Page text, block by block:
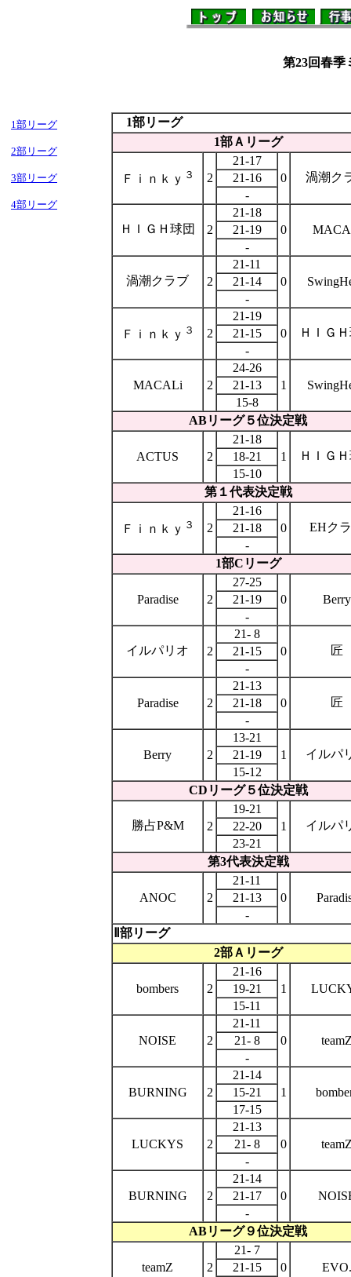
1部リーグ
2部リーグ
3部リーグ
4部リーグ
第23回春
1部リーグ
1部Ａリーグ
Ｆｉｎｋｙ ３ 2
21-17
0
渦潮ク
21-16
-
ＨＩＧＨ球団 2
21-18
0
21-19
-
渦潮クラブ 2
21-11
0
21-14
-
Ｆｉｎｋｙ ３ 2
21-19
0
ＨＩＧ
21-15
-
MACALi 2
24-26
1
21-13
15-8
ABリーグ５位決定戦
ACTUS 2
21-18
1
ＨＩＧ
18-21
15-10
第１代表決定戦
Ｆｉｎｋｙ ３ 2
21-16
0
EHク
21-18
-
1部Cリーグ
Paradise 2
27-25
0
Berry
21-19
-
イルパリオ 2
21- 8
0
匠
21-15
-
Paradise 2
21-13
0
匠
21-18
-
Berry 2
13-21
1
イルパ
21-19
15-12
CDリーグ５位決定戦
勝占P&M 2
19-21
1
イルパ
22-20
23-21
第3代表決定戦
ANOC 2
21-11
0
21-13
-
Ⅱ部リーグ
2部Ａリーグ
bombers 2
21-16
1
19-21
15-11
NOISE 2
21-11
0
21- 8
-
BURNING 2
21-14
1
15-21
17-15
LUCKYS 2
21-13
0
21- 8
-
BURNING 2
21-14
0
21-17
-
ABリーグ９位決定戦
teamZ 2
21- 7
0
EVO.
21-15